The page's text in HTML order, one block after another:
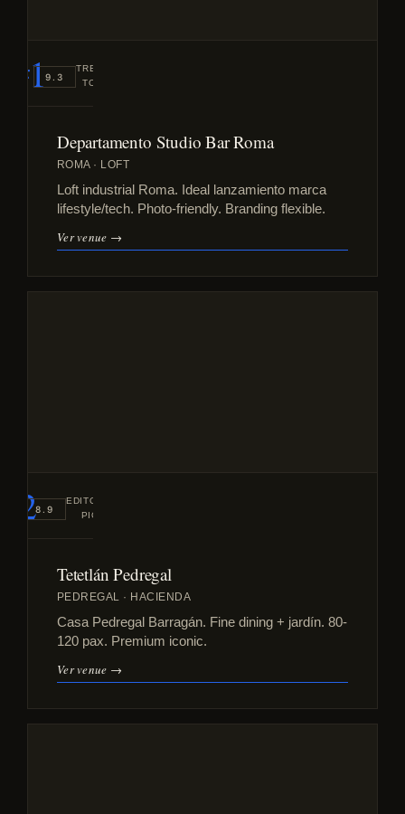
#19.3
TREND
TOP
Departamento Studio Bar Roma
ROMA · LOFT
Loft industrial Roma. Ideal lanzamiento marca
lifestyle/tech. Photo-friendly. Branding flexible.
Ver venue →
#28.9
EDITORIAL
PICK
Tetetlán Pedregal
PEDREGAL · HACIENDA
Casa Pedregal Barragán. Fine dining + jardín. 80-
120 pax. Premium iconic.
Ver venue →